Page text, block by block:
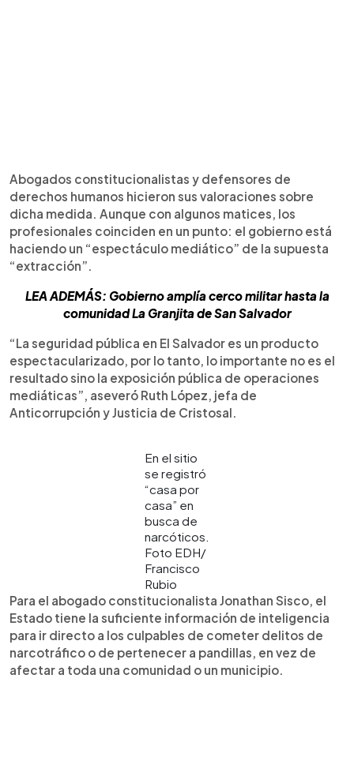
Abogados constitucionalistas y defensores de
derechos humanos hicieron sus valoraciones sobre
dicha medida. Aunque con algunos matices, los
profesionales coinciden en un punto: el gobierno está
haciendo un “espectáculo mediático” de la supuesta
“extracción”.
LEA ADEMÁS: Gobierno amplía cerco militar hasta la
comunidad La Granjita de San Salvador
“La seguridad pública en El Salvador es un producto
espectacularizado, por lo tanto, lo importante no es el
resultado sino la exposición pública de operaciones
mediáticas”, aseveró Ruth López, jefa de
Anticorrupción y Justicia de Cristosal.
En el sitio
se registró
“casa por
casa” en
busca de
narcóticos.
Foto EDH/
Francisco
Rubio
Para el abogado constitucionalista Jonathan Sisco, el
Estado tiene la suficiente información de inteligencia
para ir directo a los culpables de cometer delitos de
narcotráfico o de pertenecer a pandillas, en vez de
afectar a toda una comunidad o un municipio.